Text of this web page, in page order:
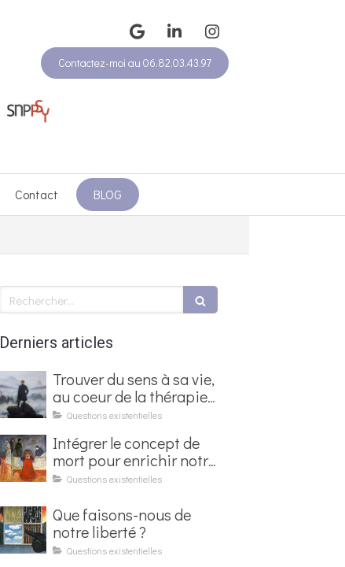
Contactez-moi au 06.82.03.43.97
Contact BLOG
Rechercher
Derniers articles
Trouver du sens à sa vie,
au coeur de la thérapie
existentielle
Questions existentielles
Intégrer le concept de
mort pour enrichir notre
vieQuestions existentielles
Que faisons-nous de
notre liberté ?
Questions existentielles